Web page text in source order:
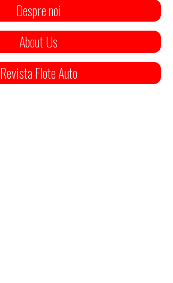
Despre noi
About Us
Revista Flote Auto